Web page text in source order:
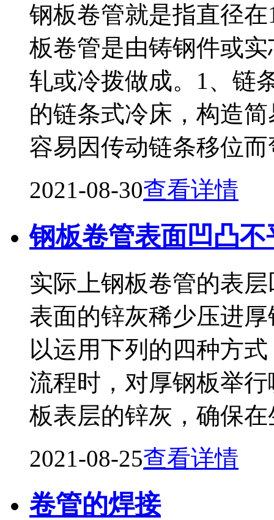
钢板卷管就是指直径
板卷管是由铸钢件或
轧或冷拨做成。1、链
的链条式冷床，构造
容易因传动链条移位
2021-08-30查看详情
钢板卷管表面凹凸
实际上钢板卷管的表
表面的锌灰稀少压进
以运用下列的四种方
流程时，对厚钢板举
板表层的锌灰，确保
2021-08-25查看详情
卷管的焊接